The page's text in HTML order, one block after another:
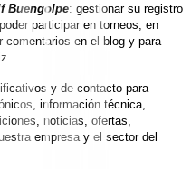
Buengolpe: gestionar su registro
participar en torneos, en
comentarios en el blog y para
y de contacto para
información técnica,
noticias, ofertas,
empresa y el sector del